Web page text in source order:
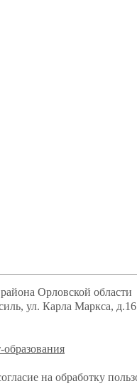
Орловской области
ул. Карла Маркса, д.16
на обработку